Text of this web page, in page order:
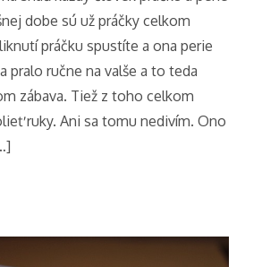
dobe sú už práčky celkom
práčku spustíte a ona perie
pralo ručne na valše a to teda
zábava. Tiež z toho celkom
ruky. Ani sa tomu nedivím. Ono